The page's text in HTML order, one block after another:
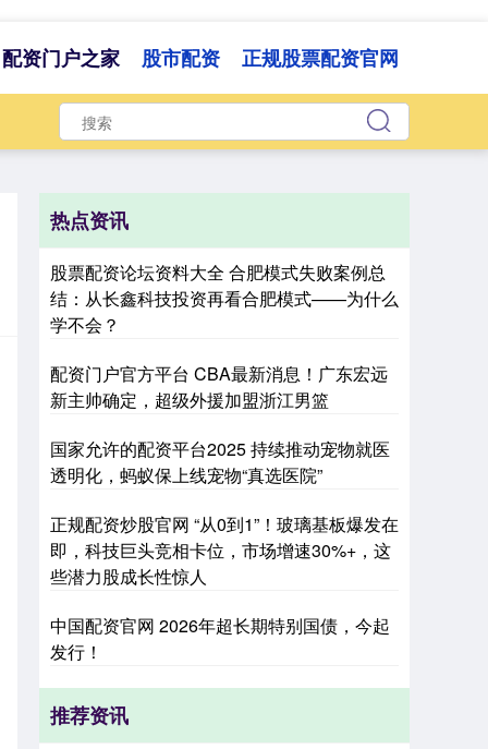
配资门户之家 股市配资 正规股票配资官网
热点资讯
股票配资论坛资料大全 合肥模式失败案例总
结：从长鑫科技投资再看合肥模式——为什么
学不会？
配资门户官方平台 CBA最新消息！广东宏远
新主帅确定，超级外援加盟浙江男篮
国家允许的配资平台2025 持续推动宠物就医
透明化，蚂蚁保上线宠物“真选医院”
正规配资炒股官网 “从0到1”！玻璃基板爆发在
即，科技巨头竞相卡位，市场增速30%+，这
些潜力股成长性惊人
中国配资官网 2026年超长期特别国债，今起
发行！
推荐资讯